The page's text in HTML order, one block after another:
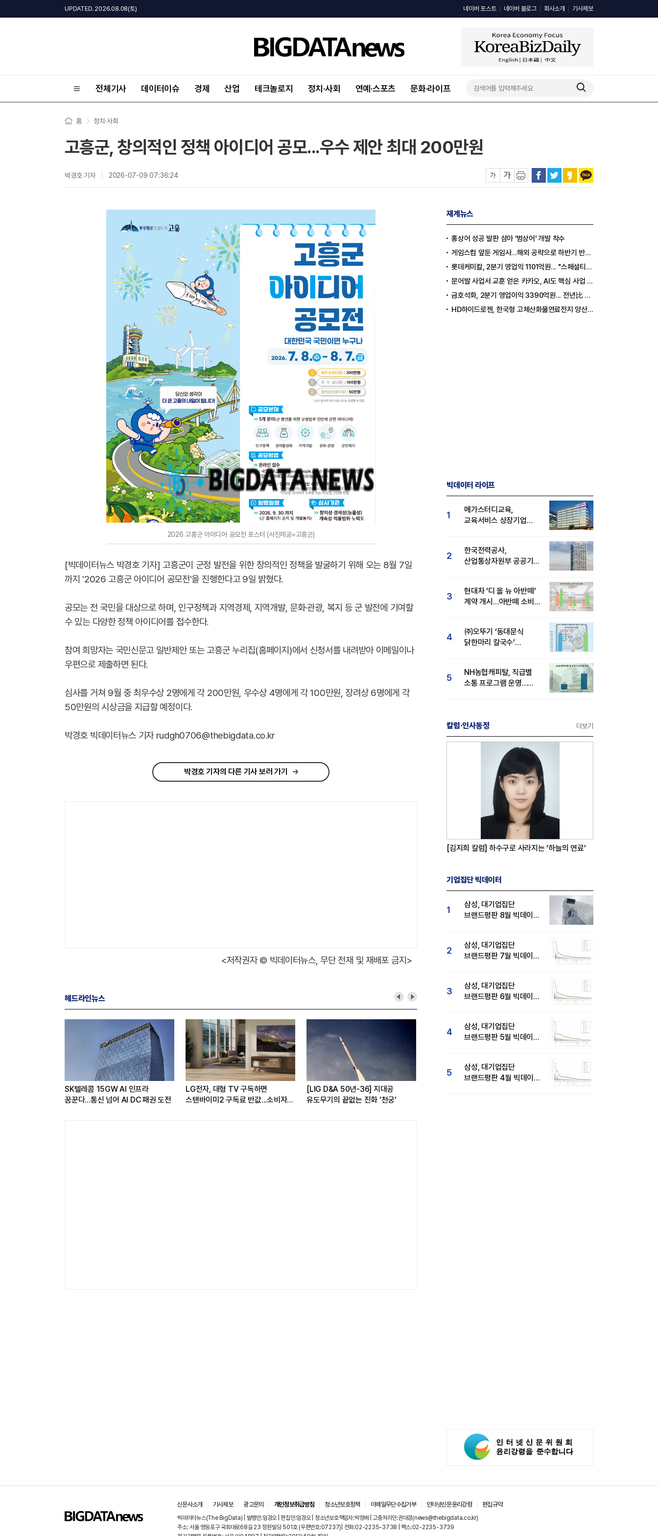
UPDATED. 2026.08.08(토) 네이버 포스트 네이버 블로그 회사소개 기사제보
전체기사 데이터이슈 경제 산업 테크놀로지 정치·사회 연예·스포츠 문화·라이프
홈 정치·사회
고흥군, 창의적인 정책 아이디어 공모...우수 제안 최대 200만원
박경호 기자 2026-07-09 07:36:24
2026 고흥군 아이디어 공모전 포스터 (사진제공=고흥군)
[빅데이터뉴스 박경호 기자] 고흥군이 군정 발전을 위한 창의적인 정책을 발굴하기 위해 오는 8월 7일
까지 '2026 고흥군 아이디어 공모전'을 진행한다고 9일 밝혔다.
공모는 전 국민을 대상으로 하며, 인구정책과 지역경제, 지역개발, 문화·관광, 복지 등 군 발전에 기여할
수 있는 다양한 정책 아이디어를 접수한다.
참여 희망자는 국민신문고 일반제안 또는 고흥군 누리집(홈페이지)에서 신청서를 내려받아 이메일이나
우편으로 제출하면 된다.
심사를 거쳐 9월 중 최우수상 2명에게 각 200만원, 우수상 4명에게 각 100만원, 장려상 6명에게 각
50만원의 시상금을 지급할 예정이다.
박경호 빅데이터뉴스 기자 rudgh0706@thebigdata.co.kr
박경호 기자의 다른 기사 보러 가기
<저작권자 © 빅데이터뉴스, 무단 전재 및 재배포 금지>
헤드라인뉴스
SK텔레콤 15GW AI 인프라
꿈꾼다…통신 넘어 AI DC 패권 도전
LG전자, 대형 TV 구독하면
스탠바이미2 구독료 반값...소비자
[LIG D&A 50년-36] 지대공
유도무기의 끝없는 진화 '천궁'
한국전력공사, 산업통상부 공공기관
재계뉴스
홍상어 성공 발판 삼아 '범상어' 개발 착수
게임스컴 앞둔 게임사…해외 공략으로 하반기 반등 꾀한다
롯데케미칼, 2분기 영업익 1101억원... "스페셜티 전환 가속"
문어발 사업서 교훈 얻은 카카오, AI도 핵심 사업 '선택과 집중'
금호석화, 2분기 영업이익 3390억원... 전년比 419% 급증
HD하이드로젠, 한국형 고체산화물연료전지 양산체계 구축
빅데이터 라이프
1
메가스터디교육,
교육서비스 상장기업
2
한국전력공사,
산업통상자원부 공공기관
3
현대차 ‘디 올 뉴 아반떼’
계약 개시…아반떼 소비자
4
㈜오뚜기 ‘동대문식
닭한마리 칼국수’
5
NH농협캐피탈, 직급별
소통 프로그램 운영…
칼럼·인사동정 더보기
[김지희 칼럼] 하수구로 사라지는 ‘하늘의 연료’
기업집단 빅데이터
1
삼성, 대기업집단
브랜드평판 8월 빅데이터
2
삼성, 대기업집단
브랜드평판 7월 빅데이터
3
삼성, 대기업집단
브랜드평판 6월 빅데이터
4
삼성, 대기업집단
브랜드평판 5월 빅데이터
5
삼성, 대기업집단
브랜드평판 4월 빅데이터
신문사소개 기사제보 광고문의 개인정보취급방침 청소년보호정책 이메일무단수집거부 인터넷신문윤리강령 편집규약
빅데이터뉴스(The BigData) | 발행인:임경오 | 편집인:임경오 | 청소년보호책임자:박정배 | 고충처리인:권대경(news@thebigdata.co.kr)
주소: 서울 영등포구 국회대로68길 23 정원빌딩 501호 (우편번호:07237)| 전화:02-2235-3738 | 팩스:02-2235-3739